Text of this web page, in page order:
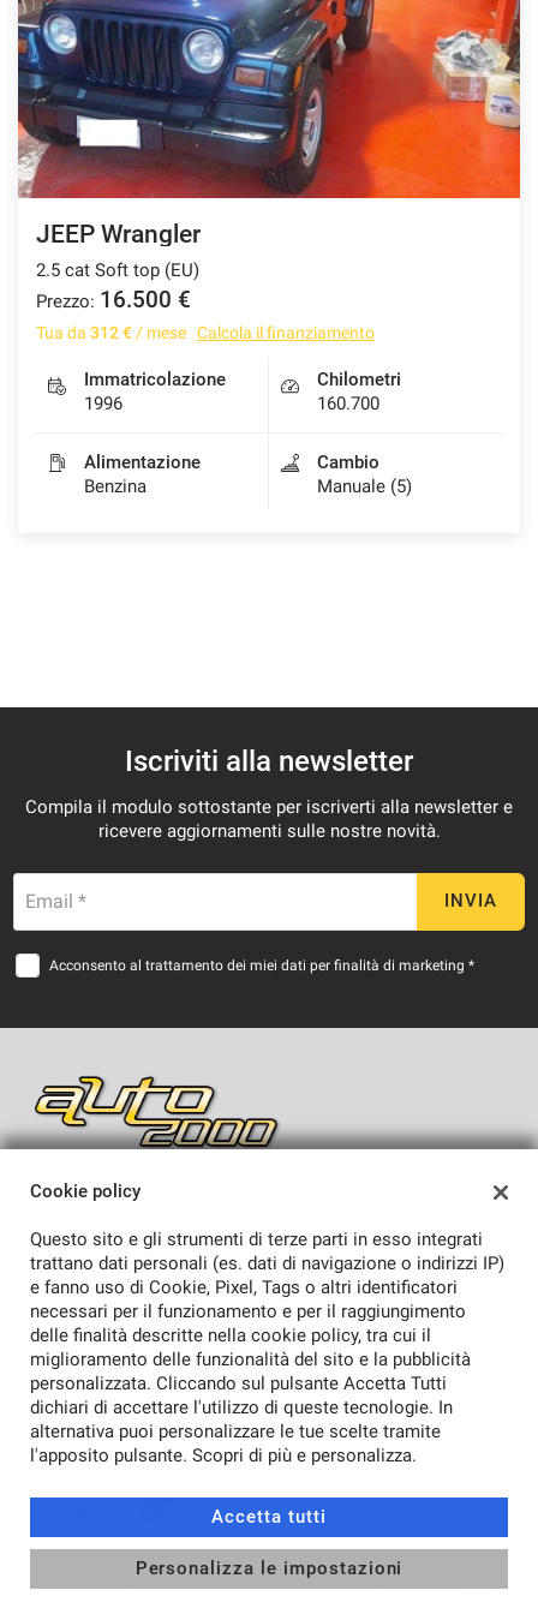
JEEP Wrangler
2.5 cat Soft top (EU)
Prezzo: 16.500 €
Tua da 312 € / mese Calcola il finanziamento
Immatricolazione
1996
Chilometri
160.700
Alimentazione
Benzina
Cambio
Manuale (5)
Iscriviti alla newsletter
Compila il modulo sottostante per iscriverti alla newsletter e
ricevere aggiornamenti sulle nostre novità.
Email * INVIA
Acconsento al trattamento dei miei dati per finalità di marketing *
CONTATTACI
SEDI
AZIENDA
Azienda
Contatti
TORNA IN CIMA
Copyright © 2026 Auto 2000 Srl - Lucca - P.IVA 01277540462 -
Leggi l'informativa sulla privacy- Cookie Policy
Cookie policy
Questo sito e gli strumenti di terze parti in esso integrati
trattano dati personali (es. dati di navigazione o indirizzi IP)
e fanno uso di Cookie, Pixel, Tags o altri identificatori
necessari per il funzionamento e per il raggiungimento
delle finalità descritte nella cookie policy, tra cui il
miglioramento delle funzionalità del sito e la pubblicità
personalizzata. Cliccando sul pulsante Accetta Tutti
dichiari di accettare l'utilizzo di queste tecnologie. In
alternativa puoi personalizzare le tue scelte tramite
l'apposito pulsante. Scopri di più e personalizza.
Accetta tutti
Personalizza le impostazioni
tracciamento
che
adottiamo
per
offrire
le
funzionalità
e
svolgere
attività
di
seguito
descritte.
Per
ottenere
maggiori
informazioni
alla
rivedere
le
tue
qualsiasi
Cookie delle preferenze
Cookie per il miglioramento dell'esperienza utente
Cookie analitici
Cookie di marketing
Leggi
cookie